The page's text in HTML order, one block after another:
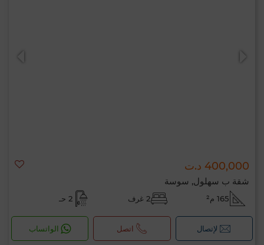
400,000 د.ت
شقة ب سهلول, سوسة
165 م² 2 غرف 2 حـ
لإتصال اتصل الواتساب